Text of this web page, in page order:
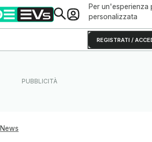
Per un'esperienza
personalizzata
REGISTRATI /
News